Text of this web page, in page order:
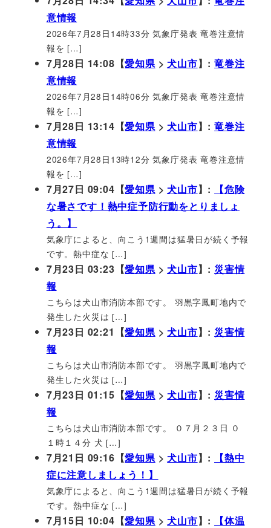
意情報
2026年7月28日14時33分 気象庁発表 竜巻注意情
報を […]
7月28日 14:08【愛知県 > 犬山市】:竜巻注
意情報
2026年7月28日14時06分 気象庁発表 竜巻注意情
報を […]
7月28日 13:14【愛知県 > 犬山市】:竜巻注
意情報
2026年7月28日13時12分 気象庁発表 竜巻注意情
報を […]
7月27日 09:04【愛知県 > 犬山市】:
【危険
な暑さです！熱中症予防行動をとりましょ
う。】
気象庁によると、向こう1週間は猛暑日が続く予報
です。熱中症な […]
7月23日 03:23【愛知県 > 犬山市】: 災害情
報
こちらは犬山市消防本部です。 羽黒字鳳町地内で
発生した火災は […]
7月23日 02:21【愛知県 > 犬山市】: 災害情
報
こちらは犬山市消防本部です。 羽黒字鳳町地内で
発生した火災は […]
7月23日 01:15【愛知県 > 犬山市】: 災害情
報
こちらは犬山市消防本部です。 ０７月２３日 ０
１時１４分 犬 […]
7月21日 09:16【愛知県 > 犬山市】:
【熱中
症に注意しましょう！】
気象庁によると、向こう1週間は猛暑日が続く予報
です。熱中症な […]
7月15日 10:04【愛知県 > 犬山市】:
【体温